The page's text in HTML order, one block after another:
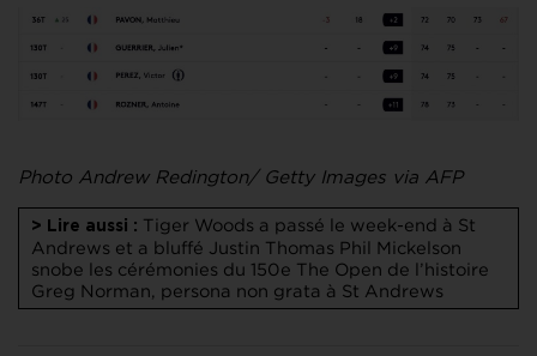
Photo Andrew Redington/ Getty Images via AFP
> Lire aussi : Tiger Woods a passé le week-end à St
Andrews et a bluffé Justin Thomas Phil Mickelson
snobe les cérémonies du 150e The Open de l’histoire
Greg Norman, persona non grata à St Andrews